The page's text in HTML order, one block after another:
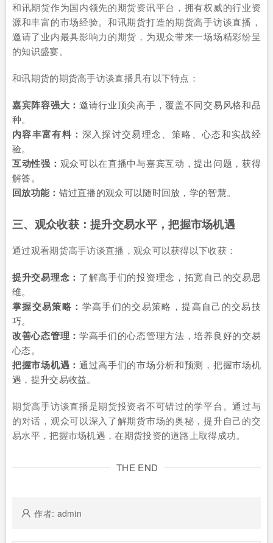
和讯期货作为国内领先的期货资讯平台，拥有权威的行业资
源和丰富的市场经验。和讯期货打造的期货高手访谈直播，
邀请了业内最具影响力的期货，为观众带来一场场精彩纷呈
的知识盛宴。
和讯期货的期货高手访谈直播具有以下特点：
嘉宾阵容强大： 邀请行业顶尖高手，覆盖不同交易风格和品
种。
内容丰富有料： 深入探讨交易理念、策略、心态和实战经
验。
互动性强： 观众可以在直播中与嘉宾互动，提出问题，获得
解答。
回放功能： 错过直播的观众可以随时回放，学的智慧。
三、观众收获：提升交易水平，把握市场机遇
通过观看期货高手访谈直播，观众可以获得以下收获：
提升交易理念： 了解高手们的投资理念，拓宽自己的交易思
维。
掌握交易策略： 学高手们的交易策略，提高自己的交易技
巧。
改善心态管理： 学高手们的心态管理方法，培养良好的交易
心态。
把握市场机遇： 通过高手们的市场分析和预测，把握市场机
遇，提升交易收益。
期货高手访谈直播是期货投资者不可错过的学平台。通过与
的对话，观众可以深入了解期货市场的奥秘，提升自己的交
易水平，把握市场机遇，在期货投资的道路上取得成功。
THE END
作者: admin